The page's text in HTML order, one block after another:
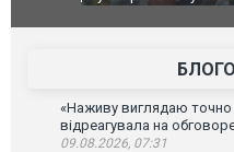
«Наживу виглядаю
відреагувала на
09.08.2026, 07:31